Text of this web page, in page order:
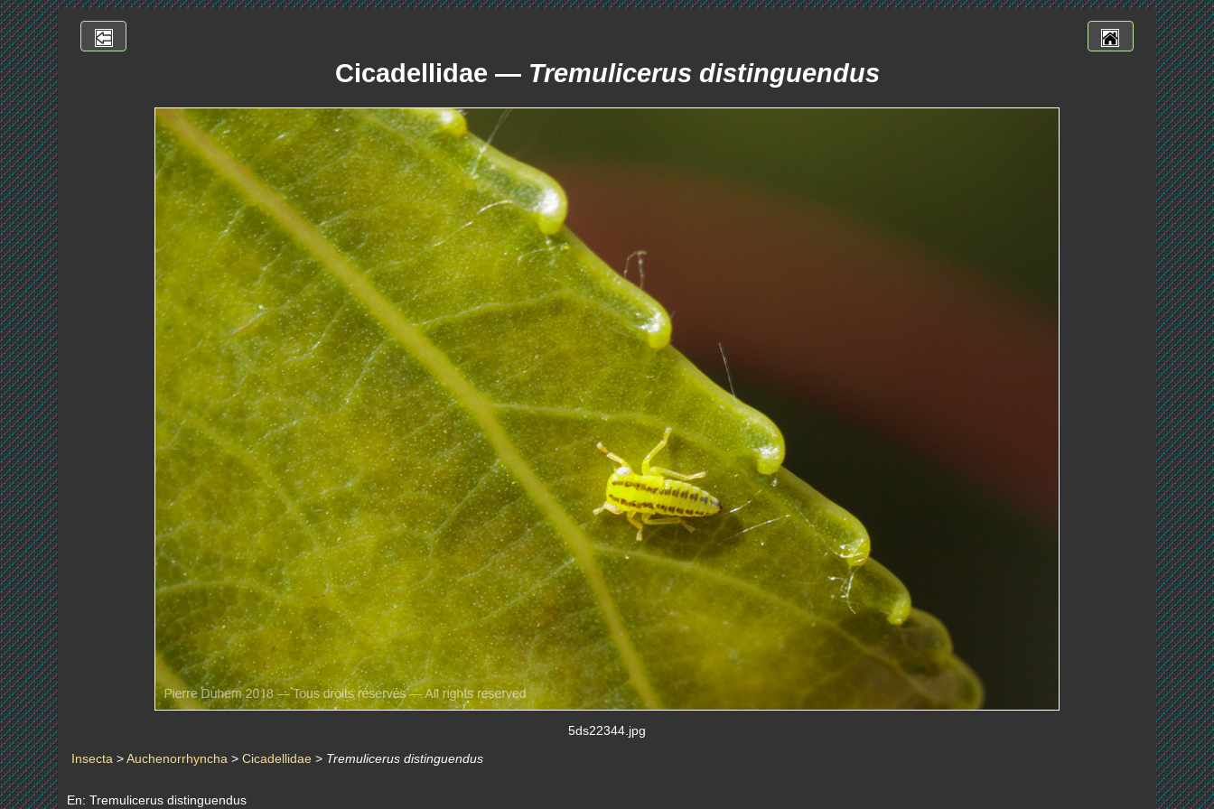
Cicadellidae — Tremulicerus distinguendus
5ds22344.jpg
Insecta >Auchenorrhyncha >Cicadellidae > Tremulicerus distinguendus
En: Tremulicerus distinguendus